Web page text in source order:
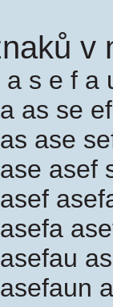
v
s e f a
as se
ase
asef